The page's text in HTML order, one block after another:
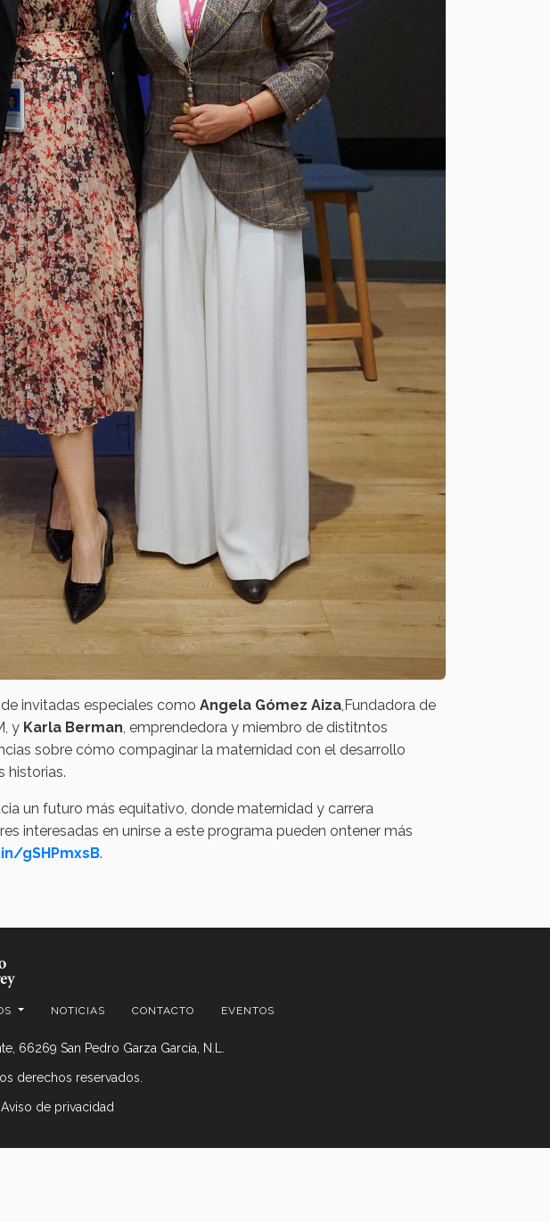
invitadas especiales como Angela Gómez Aiza,Fundadora de
y Karla Berman, emprendedora y miembro de distitntos
sobre cómo compaginar la maternidad con el desarrollo
historias.
un futuro más equitativo, donde maternidad y carrera
interesadas en unirse a este programa pueden ontener más
gSHPmxsB.
NOTICIAS CONTACTO EVENTOS
66269 San Pedro Garza García, N.L.
derechos reservados.
Aviso de privacidad